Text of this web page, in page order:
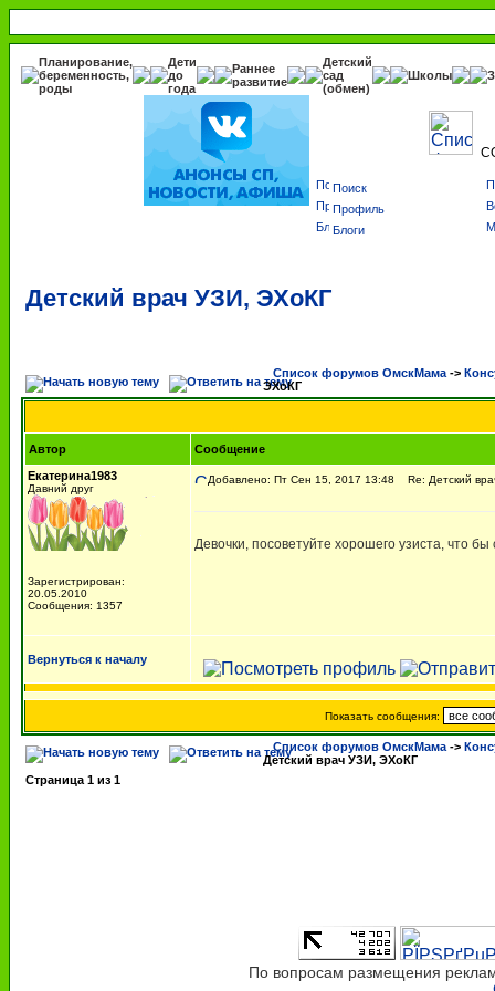
Планирование,
беременность,
роды
Дети
до
года
Раннее
развитие
Детский
сад
(обмен)
Школы
Поиск
Профиль
Блоги
Детский врач УЗИ, ЭХоКГ
Список форумов ОмскМама ->
ЭХоКГ
Автор
Сообщение
Екатерина1983
Давний друг
Зарегистрирован:
20.05.2010
Сообщения: 1357
Добавлено: Пт Сен 15, 2017 13:48 Re: Детский
Девочки, посоветуйте хорошего узиста, что
Вернуться к началу
Показать сообщения:
Список форумов ОмскМама ->
Детский врач УЗИ, ЭХоКГ
Страница 1 из 1
По вопросам размещения